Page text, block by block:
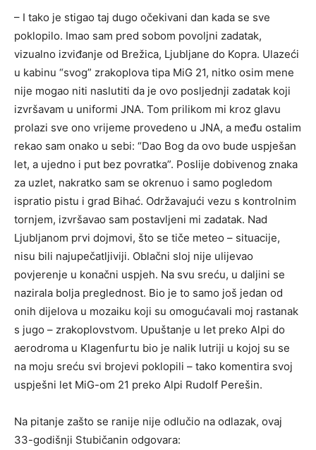
– I tako je stigao taj dugo očekivani dan kada se sve
poklopilo. Imao sam pred sobom povoljni zadatak,
vizualno izviđanje od Brežica, Ljubljane do Kopra. Ulazeći
u kabinu “svog” zrakoplova tipa MiG 21, nitko osim mene
nije mogao niti naslutiti da je ovo posljednji zadatak koji
izvršavam u uniformi JNA. Tom prilikom mi kroz glavu
prolazi sve ono vrijeme provedeno u JNA, a među ostalim
rekao sam onako u sebi: “Dao Bog da ovo bude uspješan
let, a ujedno i put bez povratka”. Poslije dobivenog znaka
za uzlet, nakratko sam se okrenuo i samo pogledom
ispratio pistu i grad Bihać. Održavajući vezu s kontrolnim
tornjem, izvršavao sam postavljeni mi zadatak. Nad
Ljubljanom prvi dojmovi, što se tiče meteo – situacije,
nisu bili najupečatljiviji. Oblačni sloj nije ulijevao
povjerenje u konačni uspjeh. Na svu sreću, u daljini se
nazirala bolja preglednost. Bio je to samo još jedan od
onih dijelova u mozaiku koji su omogućavali moj rastanak
s jugo – zrakoplovstvom. Upuštanje u let preko Alpi do
aerodroma u Klagenfurtu bio je nalik lutriji u kojoj su se
na moju sreću svi brojevi poklopili – tako komentira svoj
uspješni let MiG-om 21 preko Alpi Rudolf Perešin.
Na pitanje zašto se ranije nije odlučio na odlazak, ovaj
33-godišnji Stubičanin odgovara: